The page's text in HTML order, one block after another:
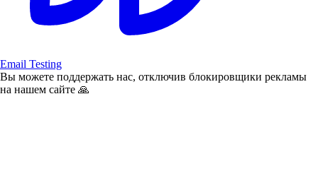
Email Testing
Вы можете поддержать нас, отключив блокировщики рекламы
на нашем сайте 🙏